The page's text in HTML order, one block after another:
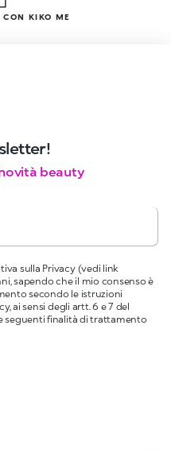
CON KIKO ME
beauty
sulla Privacy (vedi link
sapendo che il mio consenso è
secondo le istruzioni
ai sensi degli artt. 6 e 7 del
seguenti finalità di trattamento